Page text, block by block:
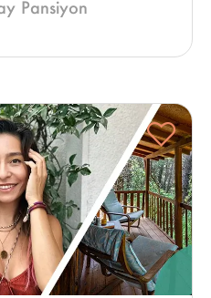
Pansiyon